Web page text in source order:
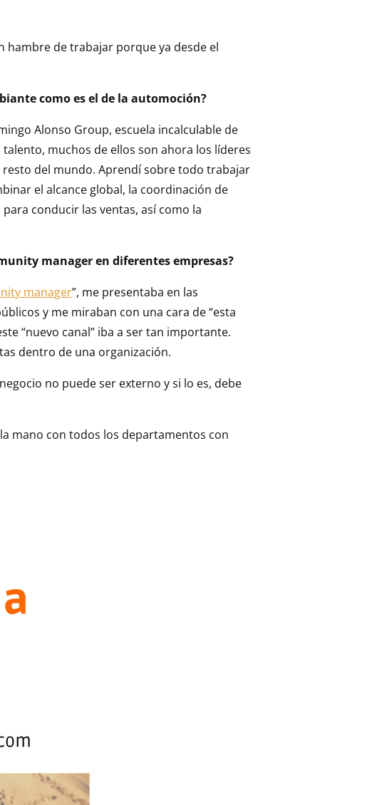
hambre de trabajar porque ya desde el
como es el de la automoción?
Alonso Group, escuela incalculable de
muchos de ellos son ahora los líderes
del mundo. Aprendí sobre todo trabajar
el alcance global, la coordinación de
conducir las ventas, así como la
manager en diferentes empresas?
manager”, me presentaba en las
y me miraban con una cara de “esta
“nuevo canal” iba a ser tan importante.
dentro de una organización.
no puede ser externo y si lo es, debe
mano con todos los departamentos con